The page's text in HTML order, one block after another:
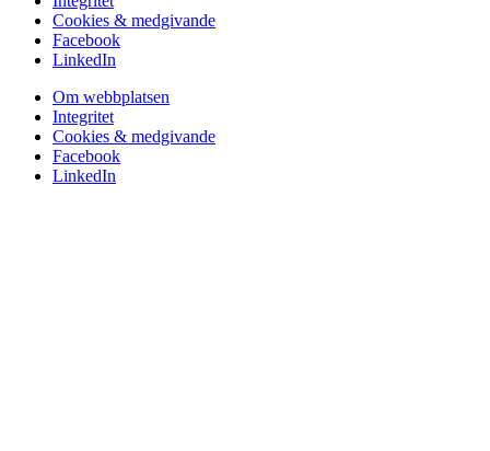
Cookies & medgivande
Facebook
LinkedIn
Om webbplatsen
Integritet
Cookies & medgivande
Facebook
LinkedIn